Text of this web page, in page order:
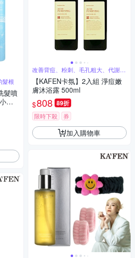
的髮根
髮噴
蒼
改善背痘、粉刺、毛孔粗大、代謝老
廢角質
【KAFEN卡氛】2入組 淨痘嫩
膚沐浴露 500ml
$808 89折
限時下殺 券
加入購物車